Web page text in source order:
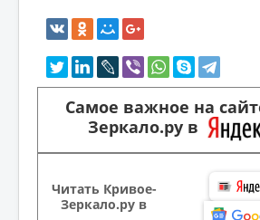
Самое важное на
Зеркало.ру в
Читать Кривое-
Зеркало.ру в